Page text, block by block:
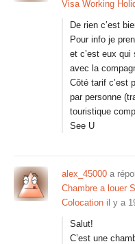
Visa Working
De rien c’est
Pour info je
et c’est eux
avec la
Côté tarif c’est
par personne
touristique
See U
alex_45000 a
Chambre a louer
Colocation il y a
Salut!
C’est une